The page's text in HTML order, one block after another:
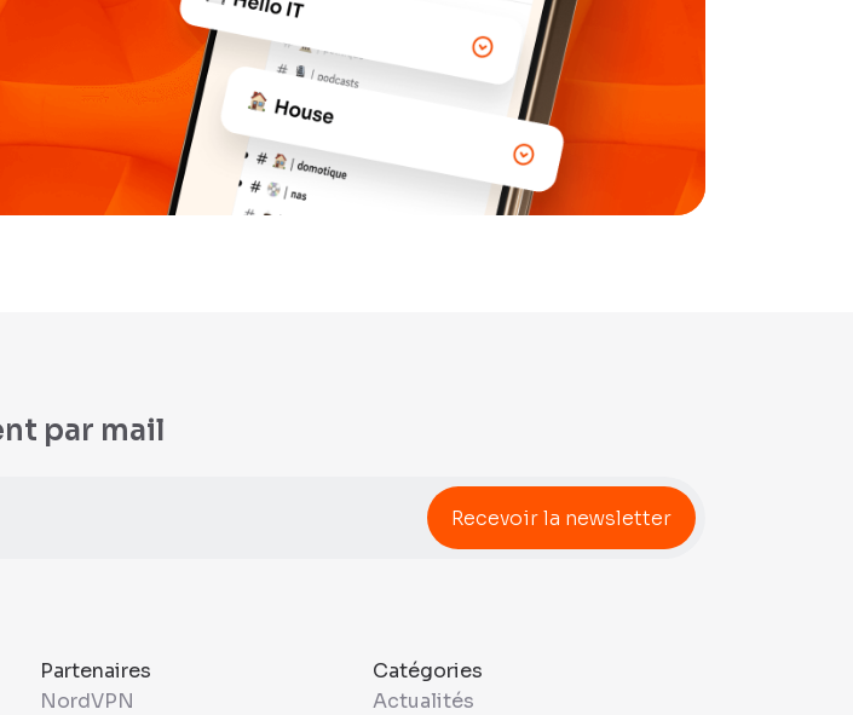
par mail
Partenaires
NordVPN
Catégories
Actualités